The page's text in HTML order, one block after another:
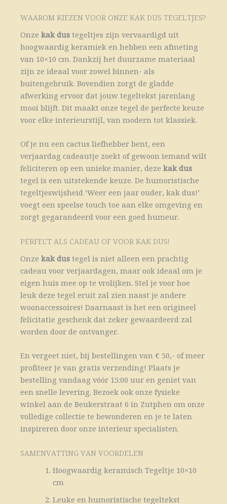
WAAROM KIEZEN VOOR ONZE KAK DUS TEGELTJES?
Onze kak dus tegeltjes zijn vervaardigd uit
hoogwaardig keramiek en hebben een afmeting
van 10×10 cm. Dankzij het duurzame materiaal
zijn ze ideaal voor zowel binnen- als
buitengebruik. Bovendien zorgt de gladde
afwerking ervoor dat jouw tegeltekst jarenlang
mooi blijft. Dit maakt onze tegel de perfecte keuze
voor elke interieurstijl, van modern tot klassiek.
Of je nu een cactus liefhebber bent, een
verjaardag cadeautje zoekt of gewoon iemand wilt
feliciteren op een unieke manier, deze kak dus
tegel is een uitstekende keuze. De humoristische
tegeltjeswijsheid ‘Weer een jaar ouder, kak dus!’
voegt een speelse touch toe aan elke omgeving en
zorgt gegarandeerd voor een goed humeur.
PERFECT ALS CADEAU OF VOOR KAK DUS!
Onze kak dus tegel is niet alleen een prachtig
cadeau voor verjaardagen, maar ook ideaal om je
eigen huis mee op te vrolijken. Stel je voor hoe
leuk deze tegel eruit zal zien naast je andere
woonaccessoires! Daarnaast is het een origineel
felicitatie geschenk dat zeker gewaardeerd zal
worden door de ontvanger.
En vergeet niet, bij bestellingen van € 50,- of meer
profiteer je van gratis verzending! Plaats je
bestelling vandaag vóór 15:00 uur en geniet van
een snelle levering. Bezoek ook onze fysieke
winkel aan de Beukerstraat 6 in Zutphen om onze
volledige collectie te bewonderen en je te laten
inspireren door onze interieur specialisten.
SAMENVATTING VAN VOORDELEN
Hoogwaardig keramisch Tegeltje 10×10
cm
Leuke en humoristische tegeltekst